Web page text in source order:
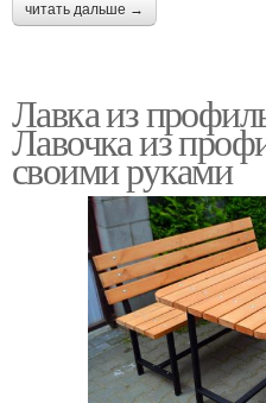
читать дальше →
Лавка из
Лавочка из
своими руками